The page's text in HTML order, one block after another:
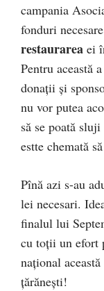
campania
fonduri
restaurarea ei
Pentru această
donații și
nu vor putea
să se poată
estte chemată
Pînă azi s-au
lei necesari.
finalul lui
cu toții un efort
național
țărănești!